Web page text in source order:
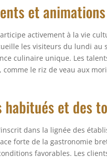
et
activement à la vie
les visiteurs du lundi
culinaire unique. Les
comme le riz de veau aux
habitués et des
dans la lignée des
forte de la gastronomie
favorables. Les